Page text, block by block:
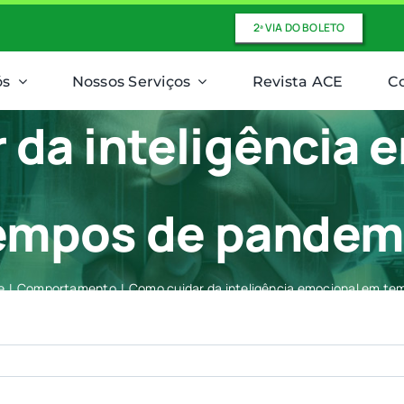
2ª VIA DO BOLETO
Nossos Serviços Revista ACE
da inteligência
de
Comportamento Como cuidar da inteligência emocional em